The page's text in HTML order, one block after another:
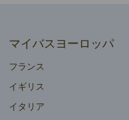
マイバスヨーロッパ
フランス
イギリス
イタリア